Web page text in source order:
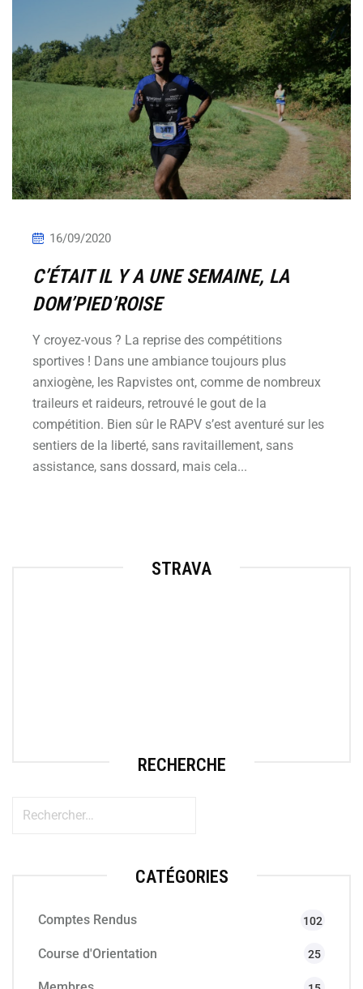
16/09/2020
C’ÉTAIT IL Y A UNE SEMAINE, LA
DOM’PIED’ROISE
Y croyez-vous ? La reprise des compétitions
sportives ! Dans une ambiance toujours plus
anxiogène, les Rapvistes ont, comme de nombreux
traileurs et raideurs, retrouvé le gout de la
compétition. Bien sûr le RAPV s’est aventuré sur les
sentiers de la liberté, sans ravitaillement, sans
assistance, sans dossard, mais cela...
STRAVA
RECHERCHE
CATÉGORIES
Comptes Rendus 102
Course d'Orientation 25